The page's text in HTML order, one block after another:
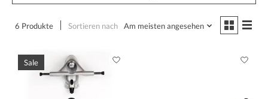
6 Produkte Sortieren nach Am meisten angesehen
Sale